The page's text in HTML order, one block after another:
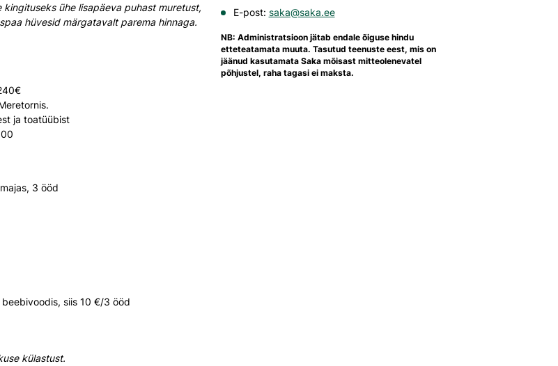
ühe lisapäeva puhast muretust,
hüvesid märgatavalt parema hinnaga.
ja toatüübist
3 ööd
siis 10 €/3 ööd
külastust.
E-post: saka@saka.ee
NB: Administratsioon jätab endale õiguse hindu
etteteatamata muuta. Tasutud teenuste eest, mis on
jäänud kasutamata Saka mõisast mitteolenevatel
põhjustel, raha tagasi ei maksta.